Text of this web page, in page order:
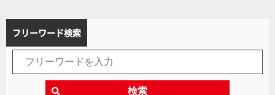
フリーワード検索
検索